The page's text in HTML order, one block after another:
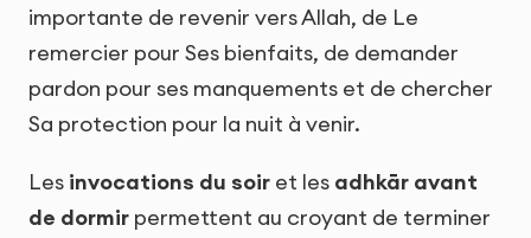
importante de revenir vers Allah, de Le
remercier pour Ses bienfaits, de demander
pardon pour ses manquements et de chercher
Sa protection pour la nuit à venir.
Les invocations du soir et les adhkār avant
de dormir permettent au croyant de terminer